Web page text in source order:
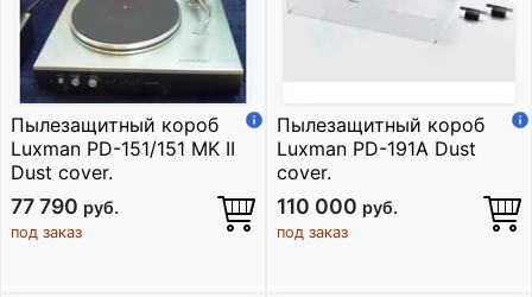
Пылезащитный короб
Luxman PD-151/151 MK II
Dust cover.
77 790 руб.
под заказ
Пылезащитный короб
Luxman PD-191A Dust
cover.
110 000 руб.
под заказ